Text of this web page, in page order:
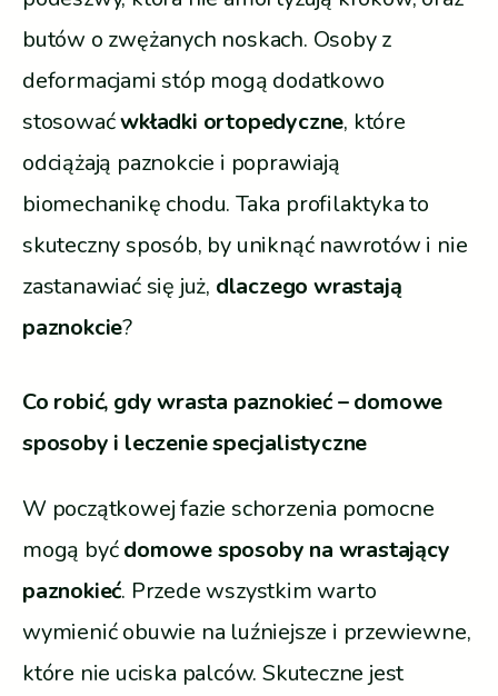
butów o zwężanych noskach. Osoby z
deformacjami stóp mogą dodatkowo
stosowaćwkładki ortopedyczne, które
odciążają paznokcie i poprawiają
biomechanikę chodu. Taka profilaktyka to
skuteczny sposób, by uniknąć nawrotów i nie
zastanawiać się już, dlaczego wrastają
paznokcie?
Co robić, gdy wrasta paznokieć – domowe
sposoby i leczenie specjalistyczne
W początkowej fazie schorzenia pomocne
mogą byćdomowe sposoby na wrastający
paznokieć. Przede wszystkim warto
wymienić obuwie na luźniejsze i przewiewne,
które nie uciska palców. Skuteczne jest